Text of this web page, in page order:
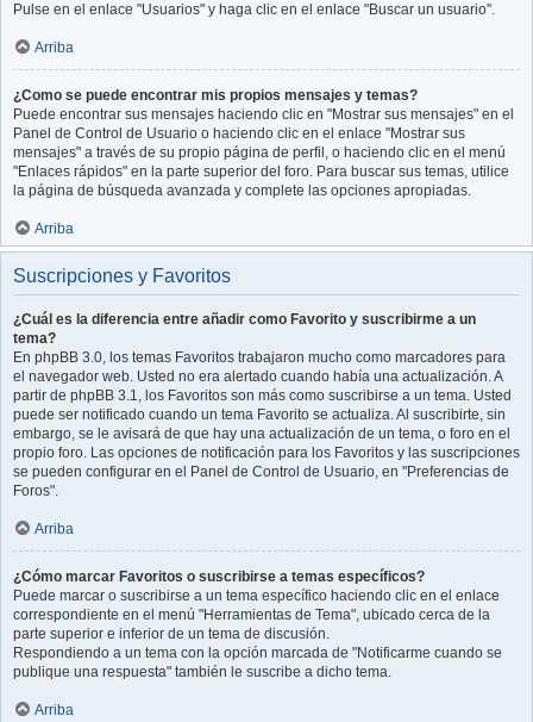
Pulse en el enlace "Usuarios" y haga clic en el enlace "Buscar un usuario".
Arriba
¿Como se puede encontrar mis propios mensajes y temas?
Puede encontrar sus mensajes haciendo clic en "Mostrar sus mensajes" en el
Panel de Control de Usuario o haciendo clic en el enlace "Mostrar sus
mensajes" a través de su propio página de perfil, o haciendo clic en el menú
"Enlaces rápidos" en la parte superior del foro. Para buscar sus temas, utilice
la página de búsqueda avanzada y complete las opciones apropiadas.
Arriba
Suscripciones y Favoritos
¿Cuál es la diferencia entre añadir como Favorito y suscribirme a un
tema?
En phpBB 3.0, los temas Favoritos trabajaron mucho como marcadores para
el navegador web. Usted no era alertado cuando había una actualización. A
partir de phpBB 3.1, los Favoritos son más como suscribirse a un tema. Usted
puede ser notificado cuando un tema Favorito se actualiza. Al suscribirte, sin
embargo, se le avisará de que hay una actualización de un tema, o foro en el
propio foro. Las opciones de notificación para los Favoritos y las suscripciones
se pueden configurar en el Panel de Control de Usuario, en "Preferencias de
Foros".
Arriba
¿Cómo marcar Favoritos o suscribirse a temas específicos?
Puede marcar o suscribirse a un tema específico haciendo clic en el enlace
correspondiente en el menú "Herramientas de Tema", ubicado cerca de la
parte superior e inferior de un tema de discusión.
Respondiendo a un tema con la opción marcada de "Notificarme cuando se
publique una respuesta" también le suscribe a dicho tema.
Arriba